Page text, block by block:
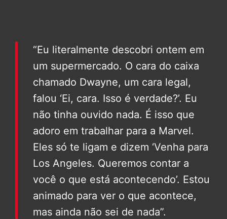
“Eu literalmente descobri ontem em
um supermercado. O cara do caixa
chamado Dwayne, um cara legal,
falou ‘Ei, cara. Isso é verdade?’. Eu
não tinha ouvido nada. É isso que
adoro em trabalhar para a Marvel.
Eles só te ligam e dizem ‘Venha para
Los Angeles. Queremos contar a
você o que está acontecendo’. Estou
animado para ver o que acontece,
mas ainda não sei de nada”.